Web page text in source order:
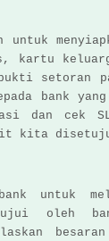
setoran
bank
dan cek
kita
untuk
oleh